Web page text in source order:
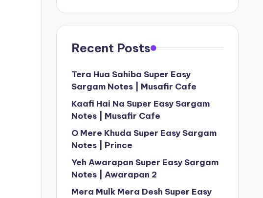
Recent Posts
Tera Hua Sahiba Super Easy
Sargam Notes | Musafir Cafe
Kaafi Hai Na Super Easy Sargam
Notes | Musafir Cafe
O Mere Khuda Super Easy Sargam
Notes | Prince
Yeh Awarapan Super Easy Sargam
Notes | Awarapan 2
Mera Mulk Mera Desh Super Easy